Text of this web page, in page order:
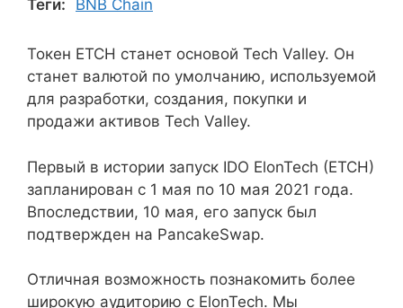
Теги:
BNB Chain
Токен ETCH станет основой Tech Valley. Он
станет валютой по умолчанию, используемой
для разработки, создания, покупки и
продажи активов Tech Valley.
Первый в истории запуск IDO ElonTech (ETCH)
запланирован с 1 мая по 10 мая 2021 года.
Впоследствии, 10 мая, его запуск был
подтвержден на PancakeSwap.
Отличная возможность познакомить более
широкую аудиторию с ElonTech. Мы